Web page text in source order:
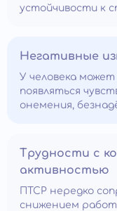
устойчивости к
Негативные
У человека
появляться
онемения,
Трудности с
активностью
ПТСР нередко
снижением